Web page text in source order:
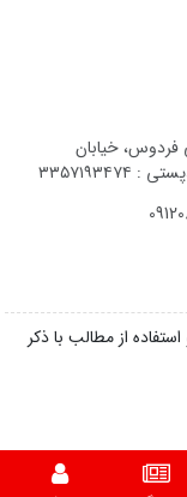
فردوس، خیابان
از مطالب با ذکر